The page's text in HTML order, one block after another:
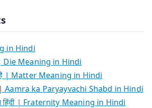
in Hindi
| Die Meaning in Hindi
है | Matter Meaning in Hindi
| Aamra ka Paryayvachi Shabd in Hindi
हिंदी | Fraternity Meaning in Hindi